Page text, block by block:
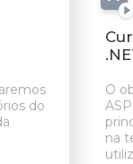
do
O
na